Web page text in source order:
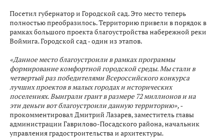
Посетил губернатор и Городской сад. Это место теперь
полностью преобразилось. Территорию привели в порядок в
рамках большого проекта благоустройства набережной реки
Воймига. Городской сад - один из этапов.
«Данное место благоустроили в рамках программы
формирование комфортной городской среды. Мы стали в
четвертый раз победителями Всероссийского конкурса
лучших проектов в малых городах и исторических
поселениях. Выиграли грант в размере 72 миллионов и на
эти деньги вот благоустроили данную территорию», -
прокомментировал Дмитрий Лазарев, заместитель главы
администрации Гаврилово-Посадского района, начальник
управления градостроительства и архитектуры.